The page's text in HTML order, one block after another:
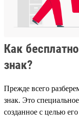
Как
знак?
Прежде всего
знак. Это
созданное с целью